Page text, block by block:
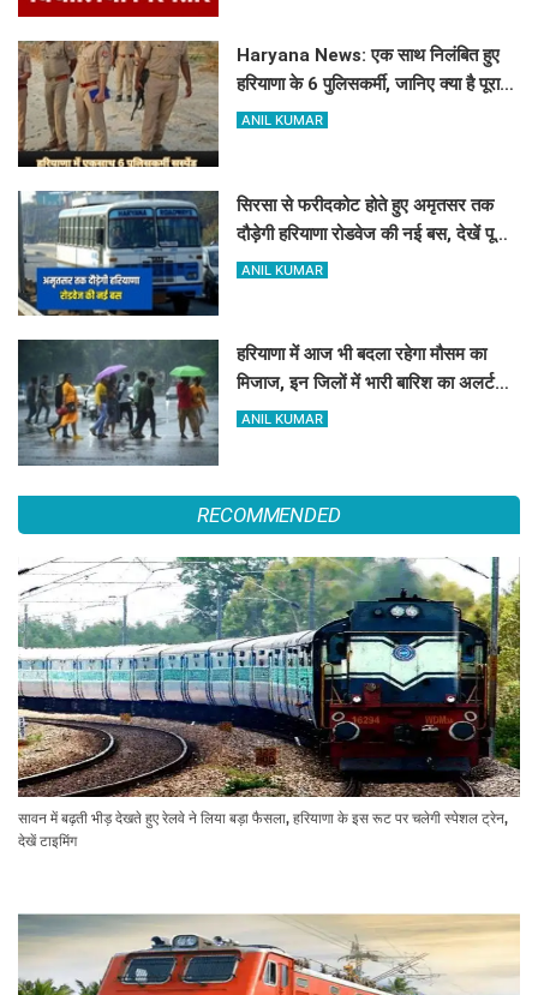
Haryana News: एक साथ निलंबित हुए
हरियाणा के 6 पुलिसकर्मी, जानिए क्या है पूरा
मामला
ANIL KUMAR
सिरसा से फरीदकोट होते हुए अमृतसर तक
दौड़ेगी हरियाणा रोडवेज की नई बस, देखें पूरा
रूट और टाइम टेबल
ANIL KUMAR
हरियाणा में आज भी बदला रहेगा मौसम का
मिजाज, इन जिलों में भारी बारिश का अलर्ट
जारी
ANIL KUMAR
RECOMMENDED
सावन में बढ़ती भीड़ देखते हुए रेलवे ने लिया बड़ा फैसला, हरियाणा के इस रूट पर चलेगी स्पेशल ट्रेन,
देखें टाइमिंग